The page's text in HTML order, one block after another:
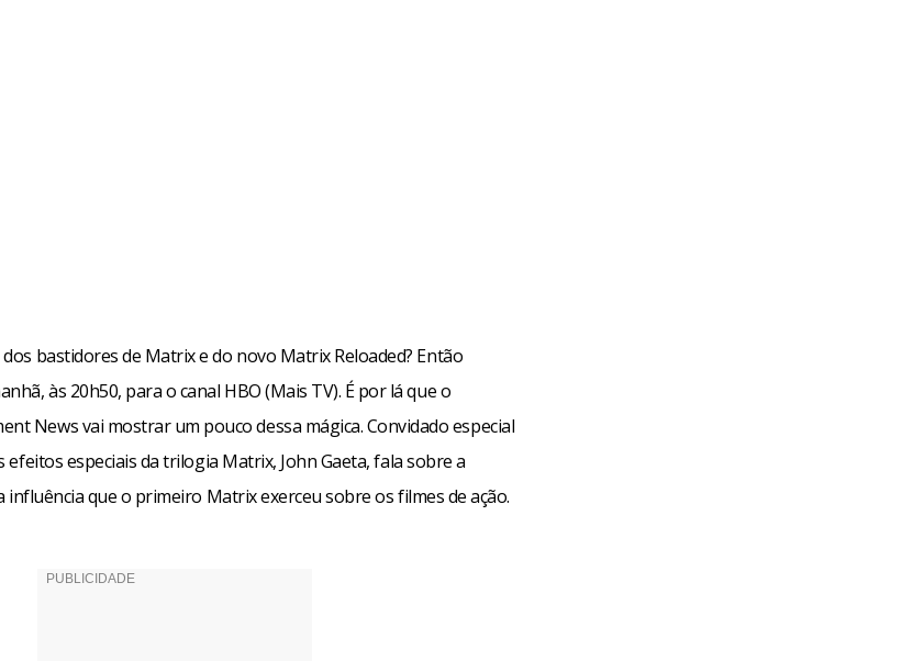
bastidores de Matrix e do novo Matrix Reloaded? Então
às 20h50, para o canal HBO (Mais TV). É por lá que o
News vai mostrar um pouco dessa mágica. Convidado especial
efeitos especiais da trilogia Matrix, John Gaeta, fala sobre a
influência que o primeiro Matrix exerceu sobre os filmes de ação.